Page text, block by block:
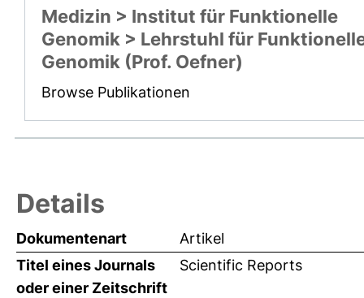
Medizin > Institut für Funktionelle
Genomik > Lehrstuhl für
Genomik (Prof. Oefner)
Browse Publikationen
Details
Dokumentenart
Artikel
Titel eines Journals
oder einer Zeitschrift
Scientific Reports